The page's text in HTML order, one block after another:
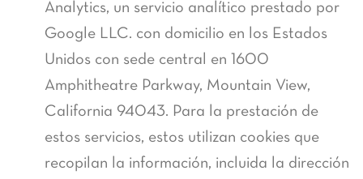
Analytics, un servicio analítico prestado por
Google LLC. con domicilio en los Estados
Unidos con sede central en 1600
Amphitheatre Parkway, Mountain View,
California 94043. Para la prestación de
estos servicios, estos utilizan cookies que
recopilan la información, incluida la dirección